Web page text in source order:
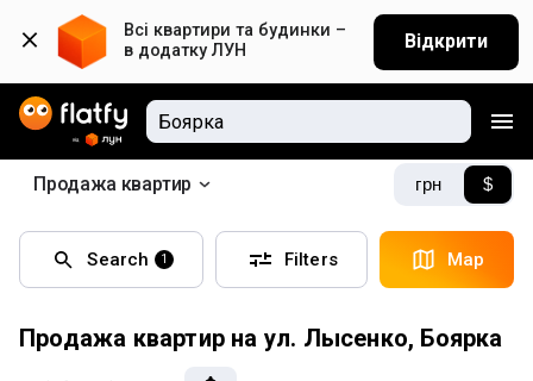
Всі квартири та будинки –
в додатку ЛУН
Відкрити
Продажа квартир грн $
Search 1 Filters Map
Продажа квартир на ул. Лысенко, Боярка